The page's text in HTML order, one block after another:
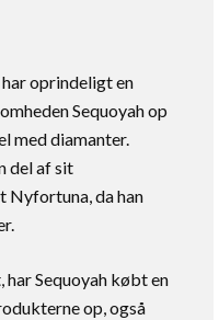
oprindeligt en
Sequoyah op
med diamanter.
del af sit
Nyfortuna, da han
Sequoyah købt en
op, også